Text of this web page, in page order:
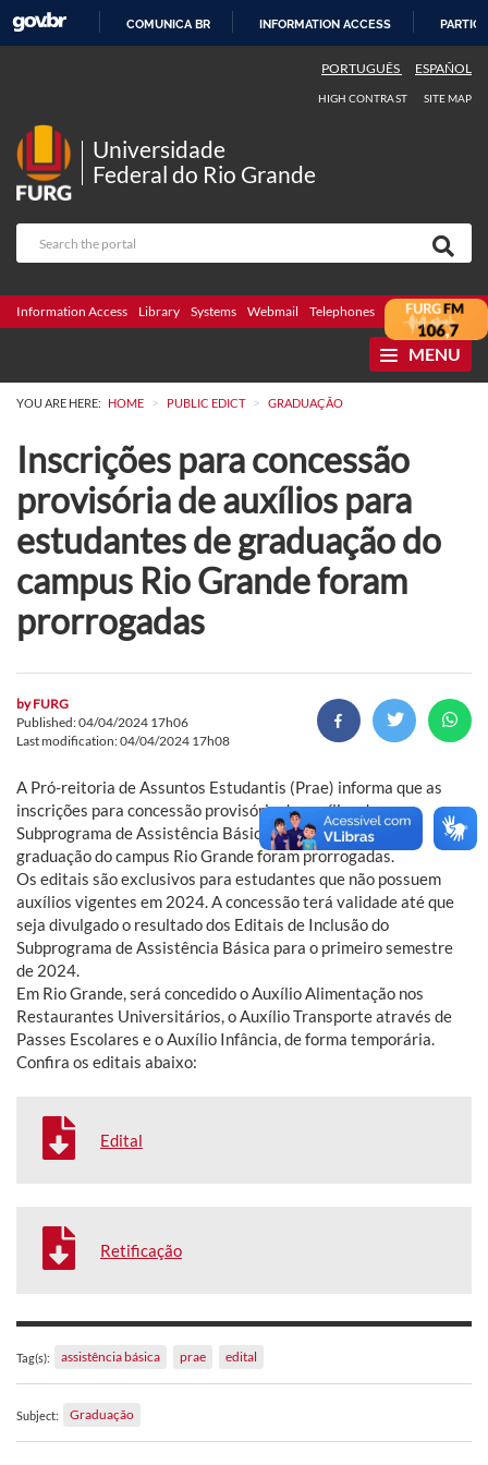
COMUNICA BR INFORMATION ACCESS
PORTUGUÊS ESPAÑOL
HIGH CONTRAST SITE MAP
Universidade
Federal do Rio Grande
Information Access Library Systems Webmail Telephones Bidding
MENU
YOU ARE HERE: HOME > PUBLIC EDICT > GRADUAÇÃO
Inscrições para concessão
provisória de auxílios para
estudantes de graduação do
campus Rio Grande foram
prorrogadas
byFURG
Published: 04/04/2024 17h06
Last modification: 04/04/2024 17h08
A Pró-reitoria de Assuntos Estudantis (Prae) informa que as
inscrições para concessão provisória de auxílios do
Subprograma de Assistência Básica para estudantes de
graduação do campus Rio Grande foram prorrogadas.
Os editais são exclusivos para estudantes que não possuem
auxílios vigentes em 2024. A concessão terá validade até que
seja divulgado o resultado dos Editais de Inclusão do
Subprograma de Assistência Básica para o primeiro semestre
de 2024.
Em Rio Grande, será concedido o Auxílio Alimentação nos
Restaurantes Universitários, o Auxílio Transporte através de
Passes Escolares e o Auxílio Infância, de forma temporária.
Confira os editais abaixo:
Edital
Retificação
Tag(s): assistência básica prae edital
Subject: Graduação